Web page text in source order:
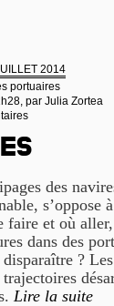
2014
portuaires
par Julia Zortea
des
s’oppose
faire et où
dans des
disparaître ?
Lire la suite